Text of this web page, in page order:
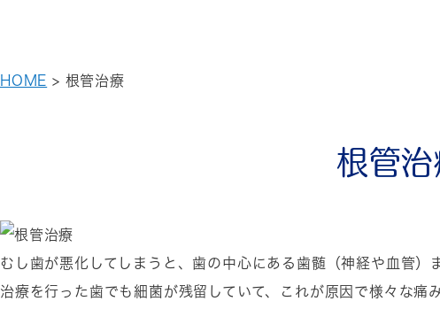
HOME > 根管治療
根管
むし歯が悪化してしまうと、歯の中心にある歯髄（神経や血管
治療を行った歯でも細菌が残留していて、これが原因で様々な